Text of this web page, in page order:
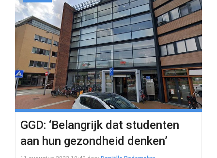
GGD: ‘Belangrijk dat studenten
aan hun gezondheid denken’